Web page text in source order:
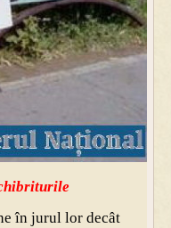
în jurul lor decât